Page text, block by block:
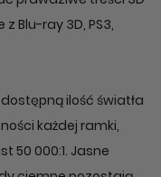
Blu-ray 3D, PS3,
ilość światła
każdej ramki,
50 000:1. Jasne